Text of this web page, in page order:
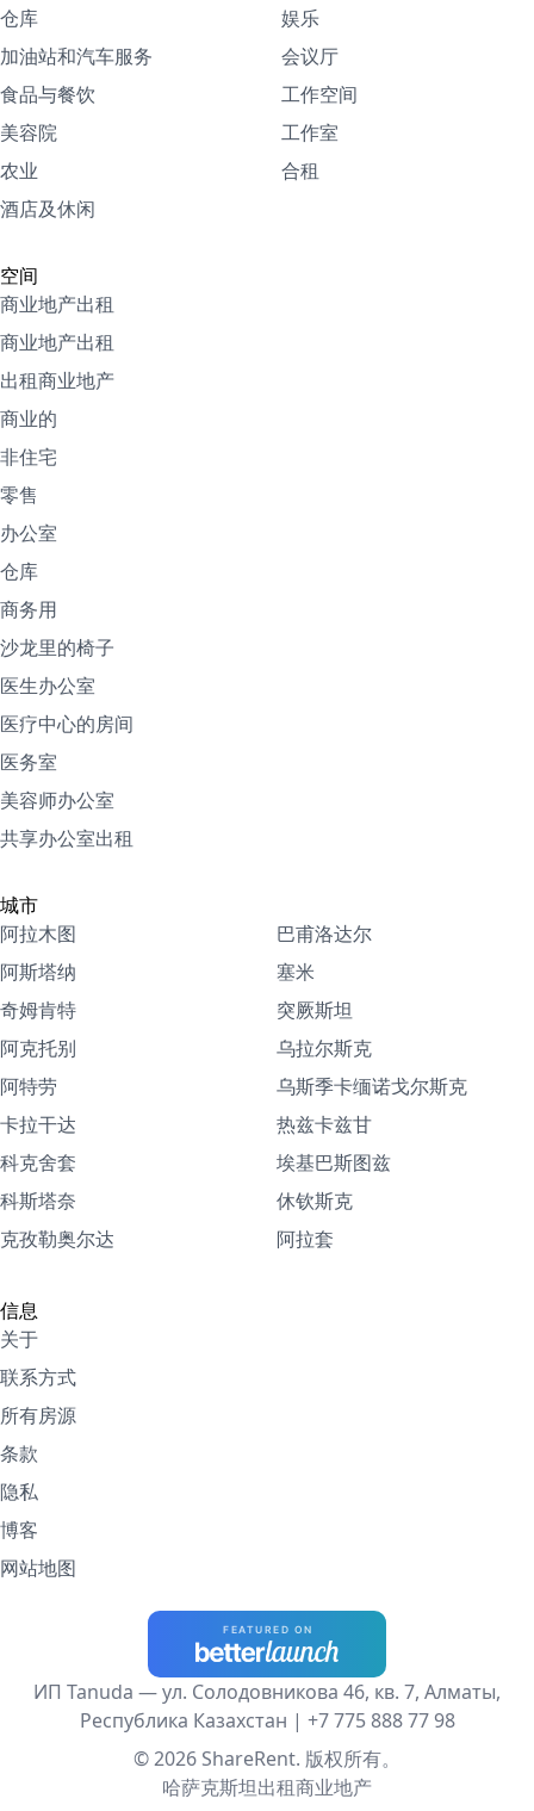
仓库
加油站和汽车服务
食品与餐饮
美容院
农业
酒店及休闲
娱乐
会议厅
工作空间
工作室
合租
空间
商业地产出租
商业地产出租
出租商业地产
商业的
非住宅
零售
办公室
仓库
商务用
沙龙里的椅子
医生办公室
医疗中心的房间
医务室
美容师办公室
共享办公室出租
城市
阿拉木图
阿斯塔纳
奇姆肯特
阿克托别
阿特劳
卡拉干达
科克舍套
科斯塔奈
克孜勒奥尔达
巴甫洛达尔
塞米
突厥斯坦
乌拉尔斯克
乌斯季卡缅诺戈尔斯克
热兹卡兹甘
埃基巴斯图兹
休钦斯克
阿拉套
信息
关于
联系方式
所有房源
条款
隐私
博客
网站地图
ИП Tanuda — ул. Солодовникова 46, кв. 7, Алматы,
Республика Казахстан | +7 775 888 77 98
© 2026 ShareRent. 版权所有。
哈萨克斯坦出租商业地产